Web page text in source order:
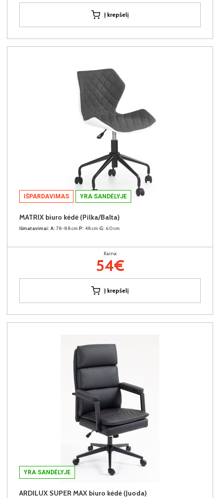
Į krepšelį
IŠPARDAVIMAS YRA SANDĖLYJE
MATRIX biuro kėdė (Pilka/Balta)
Išmatavimai: A: 78-88cm P: 48cm G: 60cm
Kaina:
54€
Į krepšelį
YRA SANDĖLYJE
ARDILUX SUPER MAX biuro kėdė (Juoda)